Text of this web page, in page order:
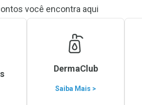
você encontra aqui
DermaClub
Saiba Mais >